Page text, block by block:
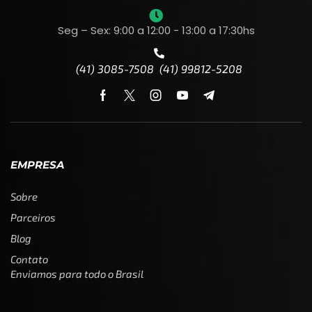
Seg – Sex: 9:00 a 12:00 - 13:00 a 17:30hs
(41) 3085-7508 (41) 99812-5208
EMPRESA
Sobre
Parceiros
Blog
Contato
Enviamos para todo o Brasil